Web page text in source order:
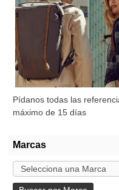
Pídanos todas las
máximo de 15 días
Marcas